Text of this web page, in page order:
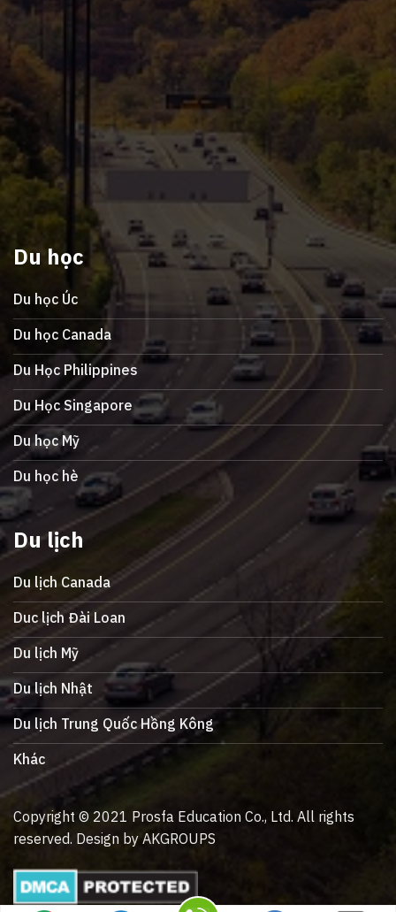
Du học
Du học Úc
Du học Canada
Du Học Philippines
Du Học Singapore
Du học Mỹ
Du học hè
Du lịch
Du lịch Canada
Duc lịch Đài Loan
Du lịch Mỹ
Du lịch Nhật
Du lịch Trung Quốc Hồng Kông
Khác
Copyright © 2021 Prosfa Education Co., Ltd. All rights
reserved. Design by AKGROUPS